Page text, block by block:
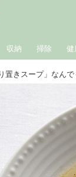
収納 掃除 健